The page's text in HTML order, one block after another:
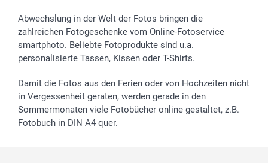
Widerrufsrecht
Zu allen Anlässen
Status der Bestellung
smartfriends
smartgarantie
smartbonus
Abwechslung in der Welt der Fotos bringen die
zahlreichen Fotogeschenke vom Online-Fotoservice
smartphoto. Beliebte Fotoprodukte sind u.a.
personalisierte Tassen, Kissen oder T-Shirts.
Damit die Fotos aus den Ferien oder von Hochzeiten nicht
in Vergessenheit geraten, werden gerade in den
Sommermonaten viele Fotobücher online gestaltet, z.B.
Fotobuch in DIN A4 quer.